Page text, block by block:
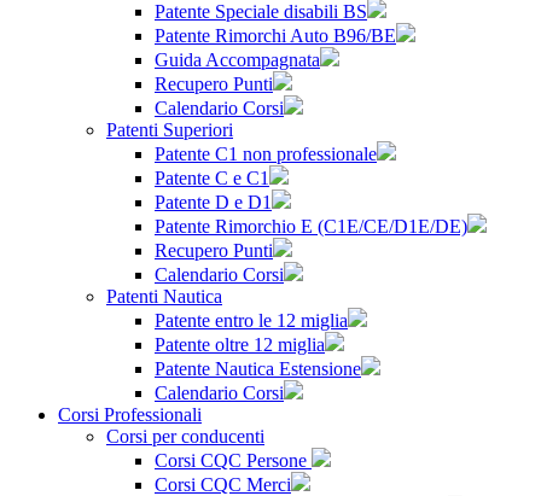
Patente Speciale disabili BS
Patente Rimorchi Auto B96/BE
Guida Accompagnata
Recupero Punti
Calendario Corsi
Patenti Superiori
Patente C1 non professionale
Patente C e C1
Patente D e D1
Patente Rimorchio E (C1E/CE/D1E/DE)
Recupero Punti
Calendario Corsi
Patenti Nautica
Patente entro le 12 miglia
Patente oltre 12 miglia
Patente Nautica Estensione
Calendario Corsi
Corsi Professionali
Corsi per conducenti
Corsi CQC Persone
Corsi CQC Merci